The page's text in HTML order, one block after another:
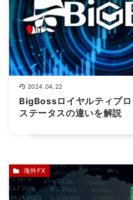
2024.04.22
BigBossロイヤルティプ
ステータスの違いを解説
海外FX